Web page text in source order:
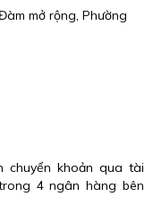
mở rộng, Phường
chuyển khoản qua tài
4 ngân hàng bên